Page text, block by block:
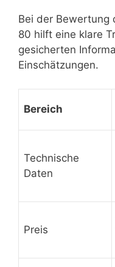
Bei der Bewertung
80 hilft eine klare
gesicherten
Einschätzungen.
Bereich
Technische
Daten
Preis